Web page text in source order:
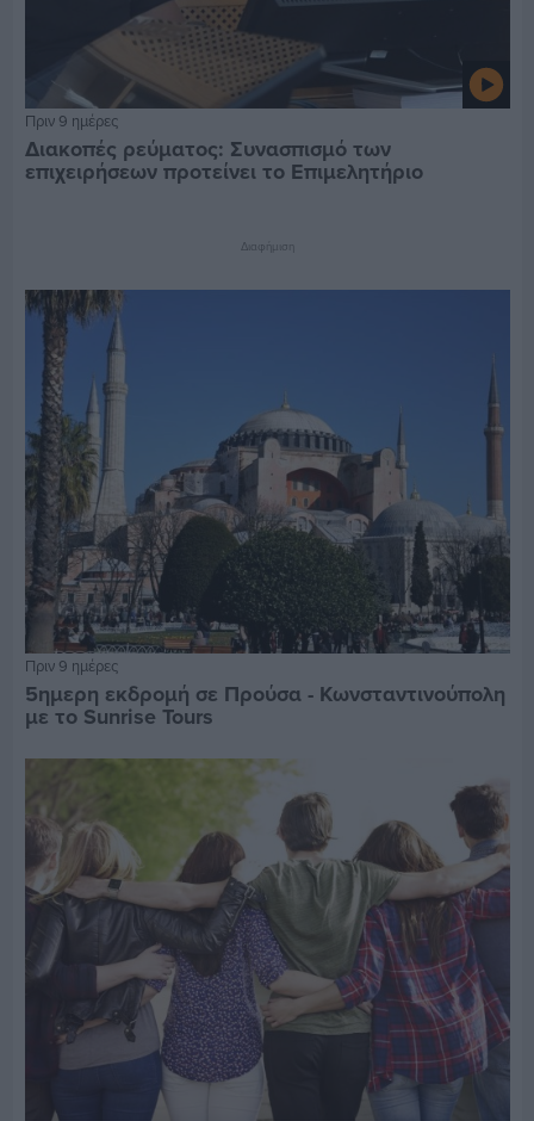
Πριν 9 ημέρες
Διακοπές ρεύματος: Συνασπισμό των
επιχειρήσεων προτείνει το Επιμελητήριο
Διαφήμιση
Πριν 9 ημέρες
5ημερη εκδρομή σε Προύσα - Κωνσταντινούπολη
με το Sunrise Tours